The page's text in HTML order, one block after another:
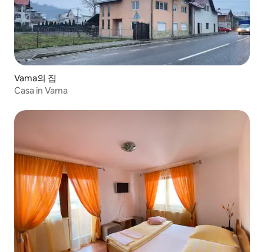
Vama의 집
Casa in Vama